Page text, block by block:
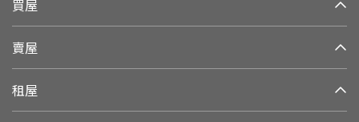
買屋
賣屋
租屋